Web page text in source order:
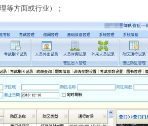
等方面或行业）；